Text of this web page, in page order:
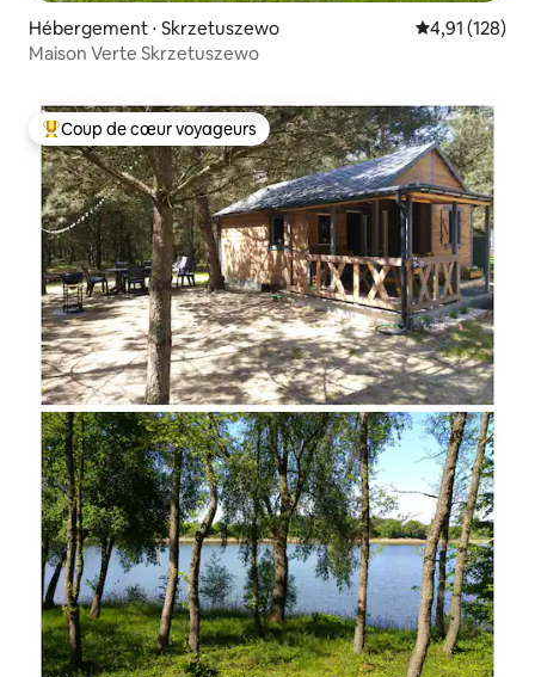
Hébergement ⋅ Skrzetuszewo Évaluation
4,91 (128)
Maison Verte Skrzetuszewo
Coups de cœur voyageurs les plus appréciés
Coup de cœur voyageurs